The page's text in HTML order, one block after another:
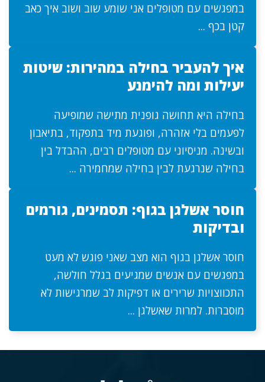
במפגשים עם מטופלים אני שומע שוב ושוב איך כאב
קטן בכף ...
איך להעביר בחילה במהירות: שיטות
יעילות ומה להימנע
בחילה היא תחושה גופנית מתישה שמופיעה
לפעמים בלי אזהרה, ופוגעת מיד בתפקוד, בתיאבון
ובשינה. מניסיוני עם מטופלים רבים, ההבדל בין
בחילה שנרגעת לבין בחילה שמחמירה ...
חוסר אשלגן בגוף: תסמינים, גורמים
ובדיקות
חוסר אשלגן בגוף הוא מצב שאני פוגש לא מעט
במפגשים עם אנשים שמגיעים בגלל חולשה,
התכווצויות שרירים או דפיקות לב שמרגישות לא
מוסברות. למרות שאשלגן ...